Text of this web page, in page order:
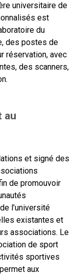
universitaire de
est
du
des postes de
réservation, avec
des scanners,
au
et signé des
de promouvoir
l’université
existantes et
associations. Le
de sport
sportives
aux